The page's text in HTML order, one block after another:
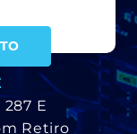
E
Retiro